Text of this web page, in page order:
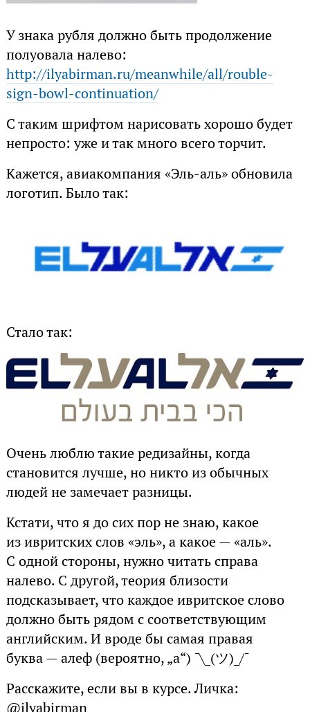
У знака рубля должно быть продолжение
полуовала налево:
http://ilyabirman.ru/meanwhile/all/rouble-
sign-bowl-continuation/
С таким шрифтом нарисовать хорошо будет
непросто: уже и так много всего торчит.
Кажется, авиакомпания «Эль-аль» обновила
логотип. Было так:
Стало так:
Очень люблю такие редизайны, когда
становится лучше, но никто из обычных
людей не замечает разницы.
Кстати, что я до сих пор не знаю, какое
из ивритских слов «эль», а какое — «аль».
С одной стороны, нужно читать справа
налево. С другой, теория близости
подсказывает, что каждое ивритское слово
должно быть рядом с соответствующим
английским. И вроде бы самая правая
буква — алеф (вероятно, „а“) ¯\_(ツ)_/¯
Расскажите, если вы в курсе. Личка:
@ilyabirman